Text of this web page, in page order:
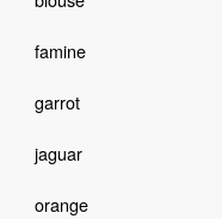
famine
garrot
jaguar
orange